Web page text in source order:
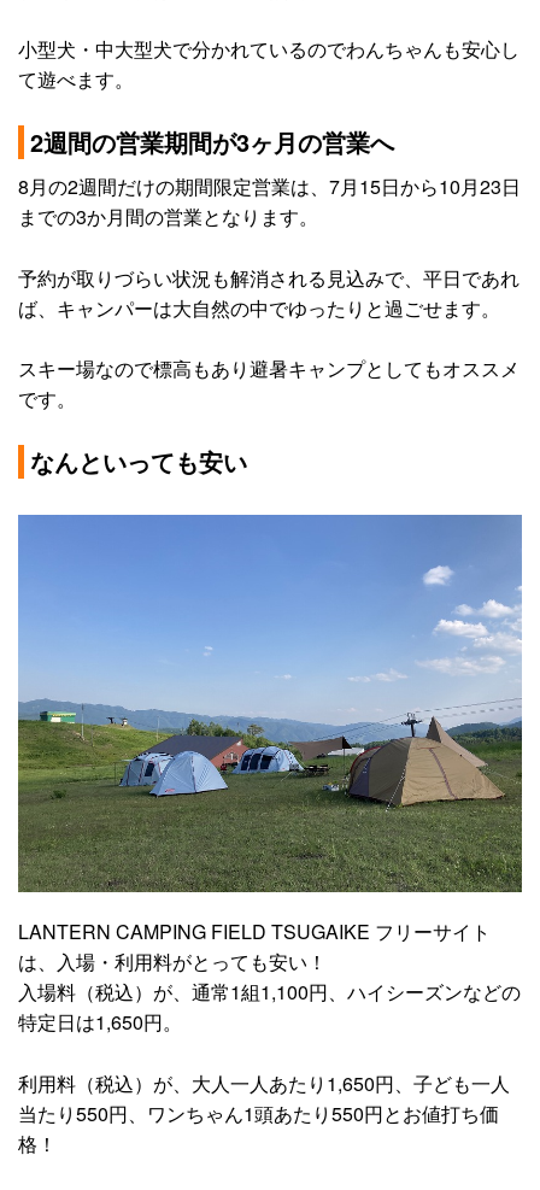
小型犬・中大型犬で分かれているのでわんちゃんも安心し
て遊べます。
2週間の営業期間が3ヶ月の営業へ
8月の2週間だけの期間限定営業は、7月15日から10月23日
までの3か月間の営業となります。
予約が取りづらい状況も解消される見込みで、平日であれ
ば、キャンパーは大自然の中でゆったりと過ごせます。
スキー場なので標高もあり避暑キャンプとしてもオススメ
です。
なんといっても安い
LANTERN CAMPING FIELD TSUGAIKE フリーサイト
は、入場・利用料がとっても安い！
入場料（税込）が、通常1組1,100円、ハイシーズンなどの
特定日は1,650円。
利用料（税込）が、大人一人あたり1,650円、子ども一人
当たり550円、ワンちゃん1頭あたり550円とお値打ち価
格！